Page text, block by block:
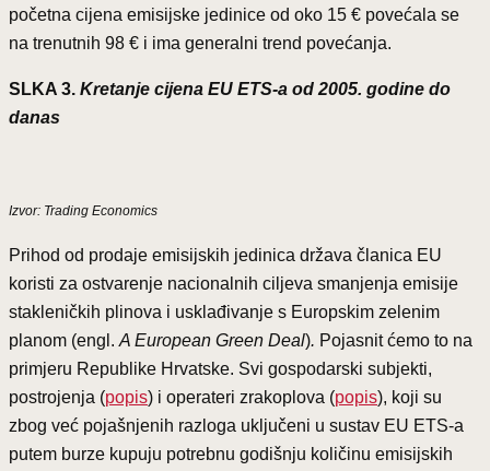
početna cijena emisijske jedinice od oko 15 € povećala se
na trenutnih 98 € i ima generalni trend povećanja.
SLKA 3. Kretanje cijena EU ETS-a od 2005. godine do
danas
Izvor: Trading Economics
Prihod od prodaje emisijskih jedinica država članica EU
koristi za ostvarenje nacionalnih ciljeva smanjenja emisije
stakleničkih plinova i usklađivanje s Europskim zelenim
planom (engl. A European Green Deal). Pojasnit ćemo to na
primjeru Republike Hrvatske. Svi gospodarski subjekti,
postrojenja (popis) i operateri zrakoplova (popis), koji su
zbog već pojašnjenih razloga uključeni u sustav EU ETS-a
putem burze kupuju potrebnu godišnju količinu emisijskih